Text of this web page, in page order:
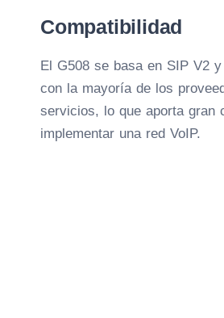
Compatibilidad
El G508 se basa en SIP V2
con la mayoría de los
servicios, lo que aporta gran
implementar una red VoIP.